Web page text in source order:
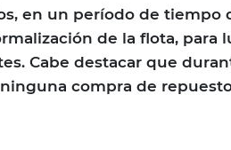
en un período de tiempo
de la flota, para
Cabe destacar que
compra de